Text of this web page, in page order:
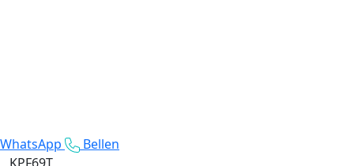
WhatsApp
Bellen
KPF69T